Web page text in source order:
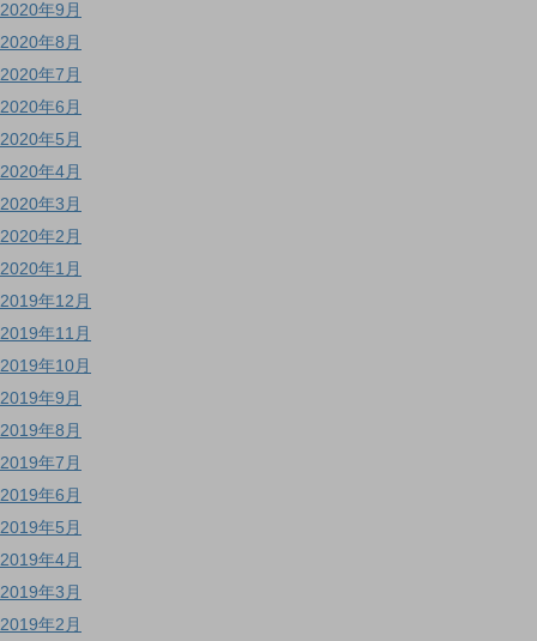
2020年9月
2020年8月
2020年7月
2020年6月
2020年5月
2020年4月
2020年3月
2020年2月
2020年1月
2019年12月
2019年11月
2019年10月
2019年9月
2019年8月
2019年7月
2019年6月
2019年5月
2019年4月
2019年3月
2019年2月